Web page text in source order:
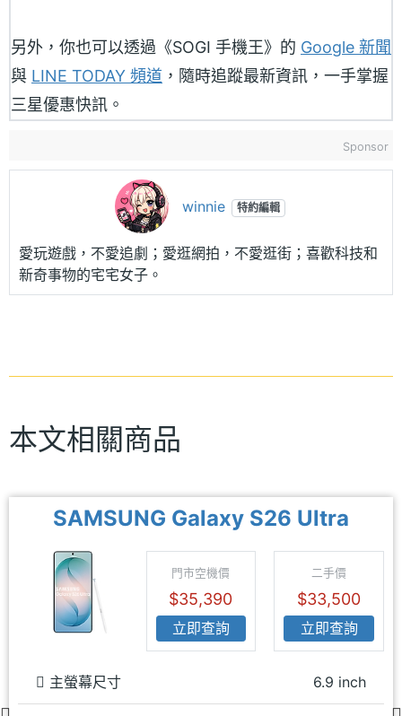
另外，你也可以透過《SOGI 手機王》的 Google 新聞
與 LINE TODAY 頻道 ，隨時追蹤最新資訊，一手掌握
三星優惠快訊。
Sponsor
winnie 特約編輯
愛玩遊戲，不愛追劇；愛逛網拍，不愛逛街；喜歡科技和
新奇事物的宅宅女子。
本文相關商品
SAMSUNG Galaxy S26 Ultra
門市空機價
$35,390
立即查詢
二手價
$33,500
立即查詢
主螢幕尺寸 6.9 inch